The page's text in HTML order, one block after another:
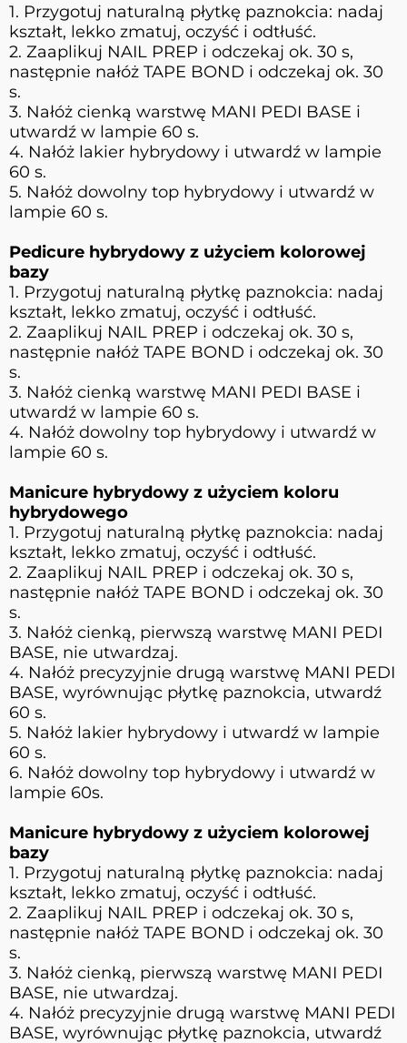
1. Przygotuj naturalną płytkę paznokcia: nadaj
kształt, lekko zmatuj, oczyść i odtłuść.
2. Zaaplikuj NAIL PREP i odczekaj ok. 30 s,
następnie nałóż TAPE BOND i odczekaj ok. 30
s.
3. Nałóż cienką warstwę MANI PEDI BASE i
utwardź w lampie 60 s.
4. Nałóż lakier hybrydowy i utwardź w lampie
60 s.
5. Nałóż dowolny top hybrydowy i utwardź w
lampie 60 s.
Pedicure hybrydowy z użyciem kolorowej
bazy
1. Przygotuj naturalną płytkę paznokcia: nadaj
kształt, lekko zmatuj, oczyść i odtłuść.
2. Zaaplikuj NAIL PREP i odczekaj ok. 30 s,
następnie nałóż TAPE BOND i odczekaj ok. 30
s.
3. Nałóż cienką warstwę MANI PEDI BASE i
utwardź w lampie 60 s.
4. Nałóż dowolny top hybrydowy i utwardź w
lampie 60 s.
Manicure hybrydowy z użyciem koloru
hybrydowego
1. Przygotuj naturalną płytkę paznokcia: nadaj
kształt, lekko zmatuj, oczyść i odtłuść.
2. Zaaplikuj NAIL PREP i odczekaj ok. 30 s,
następnie nałóż TAPE BOND i odczekaj ok. 30
s.
3. Nałóż cienką, pierwszą warstwę MANI PEDI
BASE, nie utwardzaj.
4. Nałóż precyzyjnie drugą warstwę MANI PEDI
BASE, wyrównując płytkę paznokcia, utwardź
60 s.
5. Nałóż lakier hybrydowy i utwardź w lampie
60 s.
6. Nałóż dowolny top hybrydowy i utwardź w
lampie 60s.
Manicure hybrydowy z użyciem kolorowej
bazy
1. Przygotuj naturalną płytkę paznokcia: nadaj
kształt, lekko zmatuj, oczyść i odtłuść.
2. Zaaplikuj NAIL PREP i odczekaj ok. 30 s,
następnie nałóż TAPE BOND i odczekaj ok. 30
s.
3. Nałóż cienką, pierwszą warstwę MANI PEDI
BASE, nie utwardzaj.
4. Nałóż precyzyjnie drugą warstwę MANI PEDI
BASE, wyrównując płytkę paznokcia, utwardź